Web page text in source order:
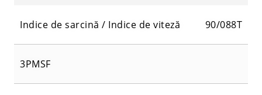
Indice de sarcină / Indice de viteză 90/088T
3PMSF